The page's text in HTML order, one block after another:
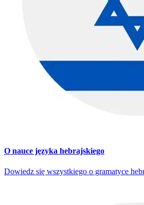
O nauce języka hebrajskiego
Dowiedz się wszystkiego o gramatyce